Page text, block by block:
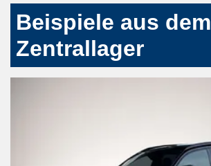
Beispiele aus dem
Zentrallager